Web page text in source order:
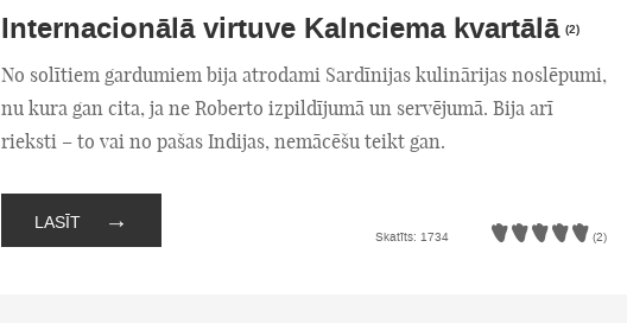
Internacionālā virtuve Kalnciema kvartālā (2)
No solītiem gardumiem bija atrodami Sardīnijas kulinārijas noslēpumi,
nu kura gan cita, ja ne Roberto izpildījumā un servējumā. Bija arī
rieksti – to vai no pašas Indijas, nemācēšu teikt gan.
LASĪT →
Skatīts: 1734 (2)